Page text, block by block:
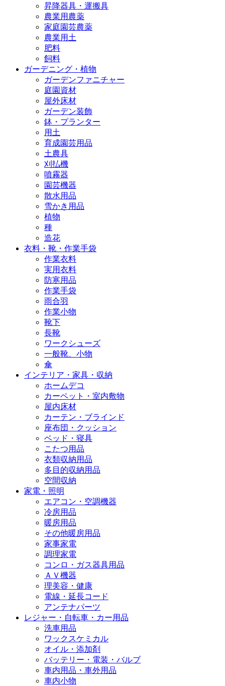
昇降器具・運搬具
農業用農薬
家庭園芸農薬
農業用土
肥料
飼料
ガーデニング・植物
ガーデンファニチャー
庭園資材
屋外床材
ガーデン装飾
鉢・プランター
用土
育成園芸用品
土農具
刈払機
噴霧器
園芸機器
散水用品
雪かき用品
植物
種
造花
衣料・靴・作業手袋
作業衣料
実用衣料
防寒用品
作業手袋
雨合羽
作業小物
靴下
長靴
ワークシューズ
一般靴、小物
傘
インテリア・家具・収納
ホームデコ
カーペット・室内敷物
屋内床材
カーテン・ブラインド
座布団・クッション
ベッド・寝具
こたつ用品
衣類収納用品
多目的収納用品
空間収納
家電・照明
エアコン・空調機器
冷房用品
暖房用品
その他暖房用品
家事家電
調理家電
コンロ・ガス器具用品
ＡＶ機器
理美容・健康
電線・延長コード
アンテナパーツ
レジャー・自転車・カー用品
洗車用品
ワックスケミカル
オイル・添加剤
バッテリー・電装・バルブ
車内用品・車外用品
車内小物